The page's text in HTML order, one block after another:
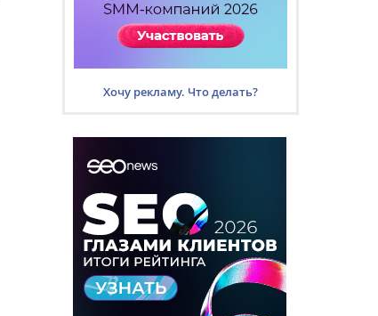
Хочу рекламу. Что делать?